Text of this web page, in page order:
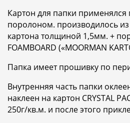
Картон для папки применялся
поролоном. производилось
картона толщиной 1,5мм. +
FOAMBOARD («MOORMAN
Папка имеет прошивку по
Внутренняя часть папки
наклеен на картон CRYSTAL
250г/кв.м. и после этого